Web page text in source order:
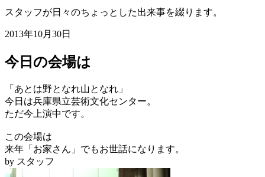
スタッフが日々のちょっとした出来事を綴ります。
2013年10月30日
今日の会場は
「あとは野となれ山となれ」
今日は兵庫県立芸術文化センター。
ただ今上演中です。
この会場は
来年「お家さん」でもお世話になります。
by スタッフ